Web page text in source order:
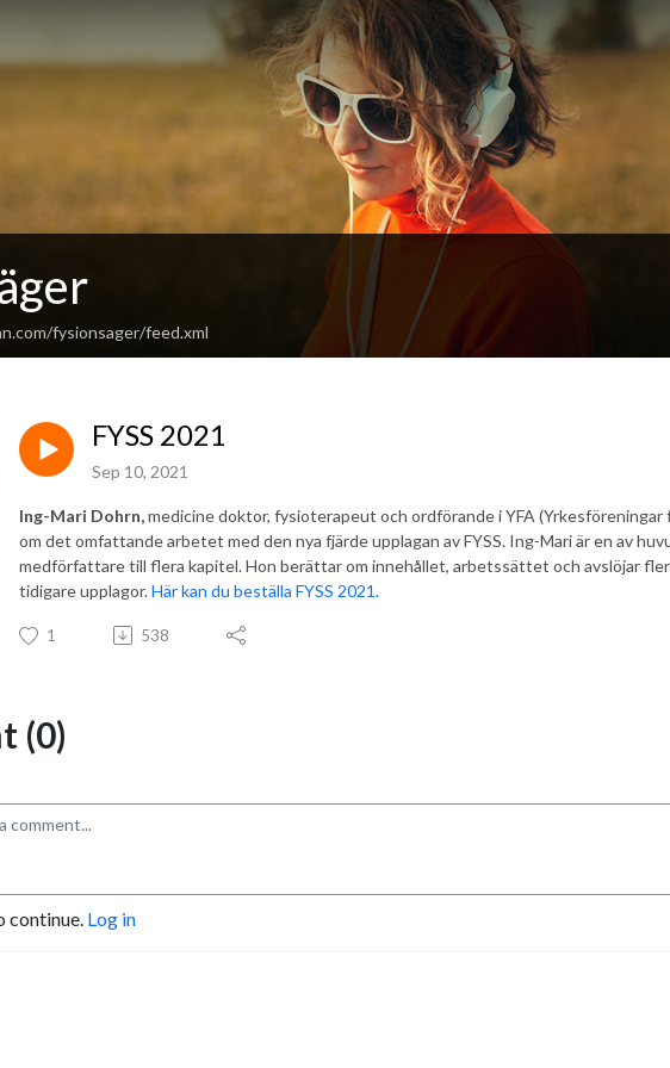
fysionsager/feed.xml
FYSS 2021
Sep 10, 2021
Ing-Mari Dohrn,medicine doktor, fysioterapeut och ordförande i YFA
om det omfattande arbetet med den nya fjärde upplagan av FYSS. Ing-Mari är en av
medförfattare till flera kapitel. Hon berättar om innehållet, arbetssättet och avslöjar
tidigare upplagor.Här kan du beställa FYSS 2021.
1 538
(0)
continue. Log in